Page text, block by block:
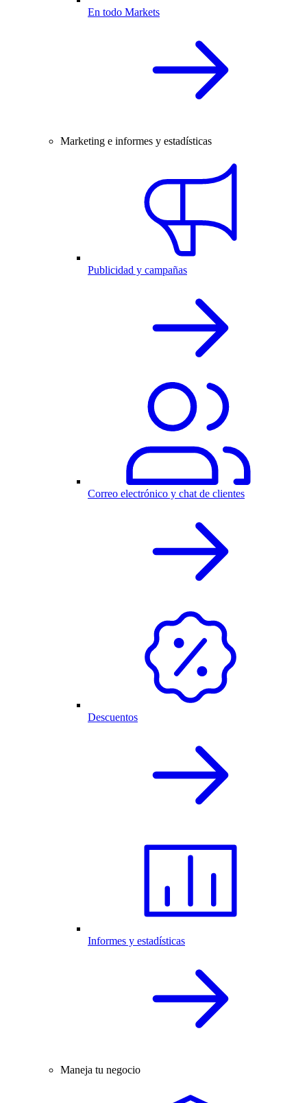
En todo Markets
Marketing e informes y estadísticas
Publicidad y campañas
Correo electrónico y chat de clientes
Descuentos
Informes y estadísticas
Maneja tu negocio